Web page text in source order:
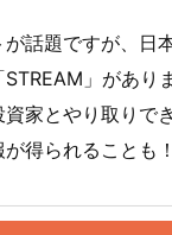
話題ですが、日
」があり
家とやり取りで
得られることも！